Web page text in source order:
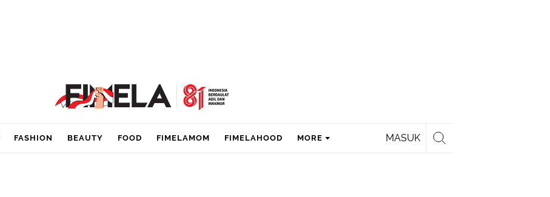
MASUK
FASHION BEAUTY FOOD FIMELAMOM FIMELAHOOD MORE